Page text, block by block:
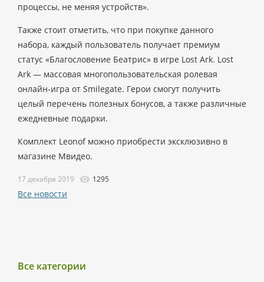
Все категории
процессы, не меняя устройств».
Также стоит отметить, что при покупке данного
набора, каждый пользователь получает премиум
статус «Благословение Беатрис» в игре Lost Ark. Lost
Ark — массовая многопользовательская ролевая
онлайн-игра от Smilegate. Герои смогут получить
целый перечень полезных бонусов, а также различные
ежедневные подарки.
Комплект Leonof можно приобрести эксклюзивно в
магазине Мвидео.
17 декабря 2019 1295
Все новости